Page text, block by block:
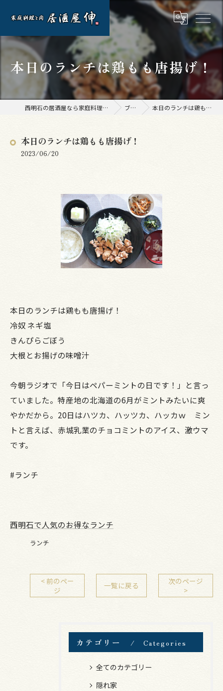
本日のランチは鶏もも唐揚げ！
西明石の居酒屋なら家庭料理と肉 居酒屋 伸 ブログ 本日のランチは鶏もも唐揚げ！
本日のランチは鶏もも唐揚げ！
2023/06/20
本日のランチは鶏もも唐揚げ！
冷奴 ネギ塩
きんぴらごぼう
大根とお揚げの味噌汁
今朝ラジオで「今日はペパーミントの日です！」と言っ
ていました。特産地の北海道の6月がミントみたいに爽
やかだから。20日はハツカ、ハッツカ、ハッカｗ ミン
トと言えば、赤城乳業のチョコミントのアイス、激ウマ
です。
#ランチ
西明石で人気のお得なランチ
ランチ
< 前のペー
ジ
一覧に戻る
次のページ
>
カテゴリー Categories
全てのカテゴリー
隠れ家